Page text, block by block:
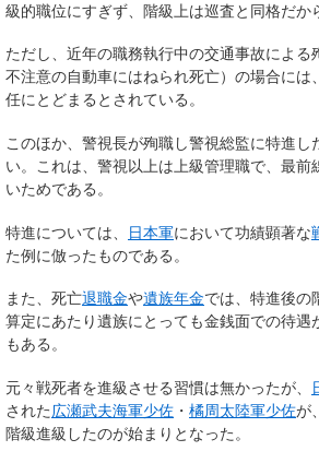
級的職位にすぎず、階級上は巡査と同格だか
ただし、近年の職務執行中の交通事故による
不注意の自動車にはねられ死亡）の場合には
任にとどまるとされている。
このほか、警視長が殉職し警視総監に特進し
い。これは、警視以上は上級管理職で、最前
いためである。
特進については、 日本軍において功績顕著な
た例に倣ったものである。
また、死亡退職金や遺族年金では、特進後の
算定にあたり遺族にとっても金銭面での待遇
もある。
元々戦死者を進級させる習慣は無かったが、
された広瀬武夫海軍少佐 ・ 橘周太陸軍少佐が
階級進級したのが始まりとなった。